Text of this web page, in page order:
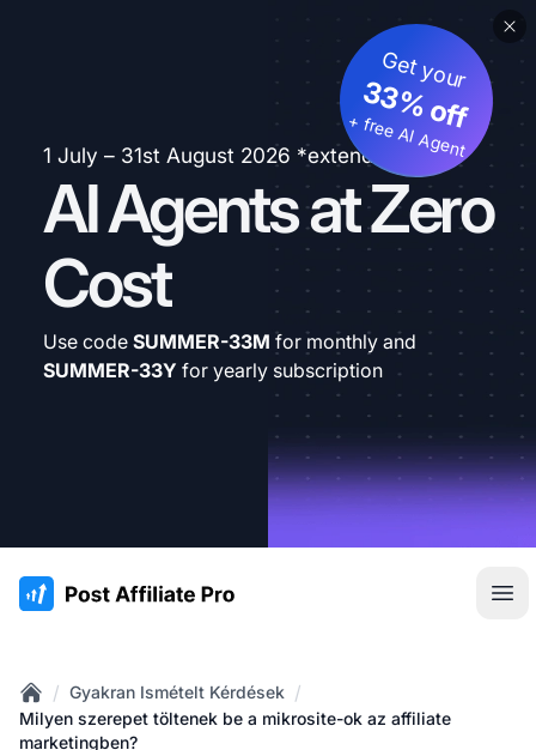
1 July – 31st August 2026 *extended
AI Agents at Zero
Cost
Get your
33% off
+ free AI Agent
Use code SUMMER-33M for monthly and
SUMMER-33Y for yearly subscription
:site.title
Home
/ Gyakran Ismételt Kérdések /
Milyen szerepet töltenek be a mikrosite-ok az affiliate
marketingben?